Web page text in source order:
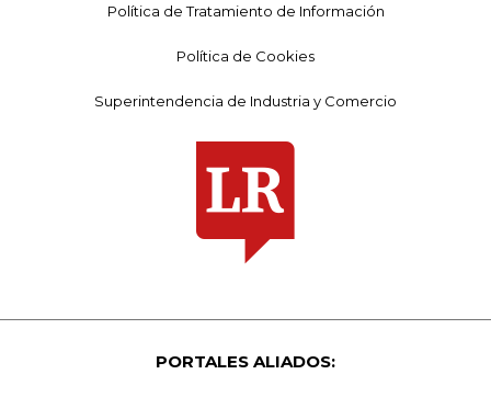
Política de Tratamiento de Información
Política de Cookies
Superintendencia de Industria y Comercio
PORTALES ALIADOS: